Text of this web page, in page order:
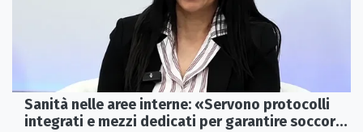
Sanità nelle aree interne: «Servono protocolli
integrati e mezzi dedicati per garantire soccorsi